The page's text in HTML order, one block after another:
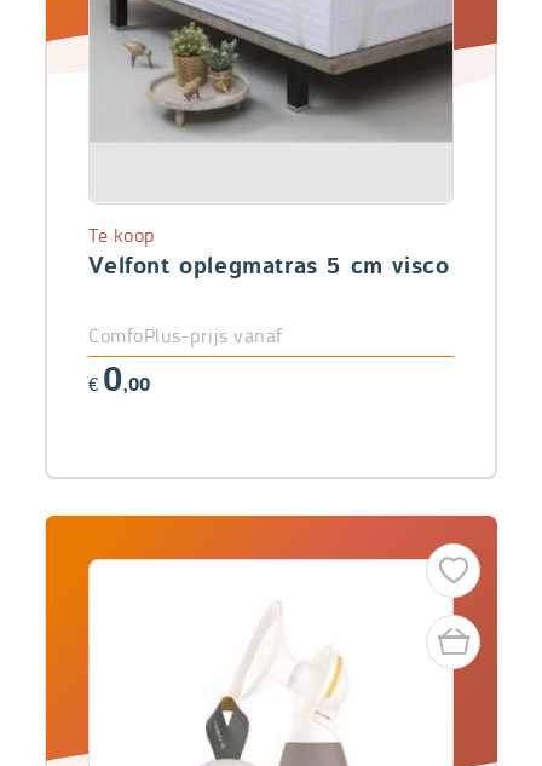
Velfont oplegmatras 5 cm visco
Te koop
ComfoPlus-prijs vanaf
€ 0,00